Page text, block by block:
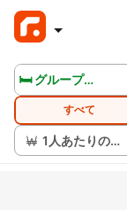
🛏️ グループルームを見る
すべて
1人あたりの価格